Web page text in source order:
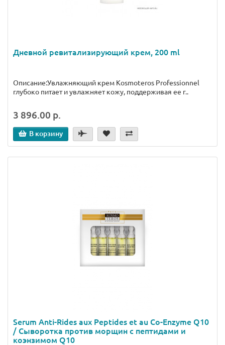
Дневной ревитализирующий крем, 200 ml
Описание:Увлажняющий крем Kosmoteros Professionnel
глубоко питает и увлажняет кожу, поддерживая ее г..
3 896.00 р.
В корзину
Serum Anti-Rides aux Peptides et au Co-Enzyme Q10
/ Сыворотка против морщин с пептидами и
коэнзимом Q10